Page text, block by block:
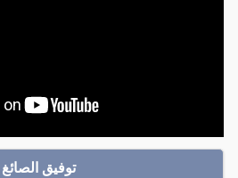
توفيق الصائغ